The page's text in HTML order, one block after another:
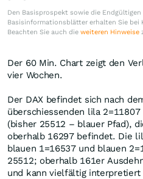
Den Basisprospekt sowie die
Basisinformationsblätter erhalten Sie bei
Beachten Sie auch die weiteren Hinweise
Der 60 Min. Chart zeigt den
vier Wochen.
Der DAX befindet sich nach
überschiessenden lila
(bisher 25512 – blauer Pfad),
oberhalb 16297 befindet. Die
blauen 1=16537 und blauen
25512; oberhalb 161er
und kann vielfältig interpretiert